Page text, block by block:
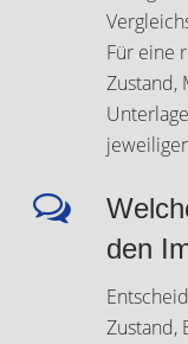
Für eine
Zustand,
den
Zustand,